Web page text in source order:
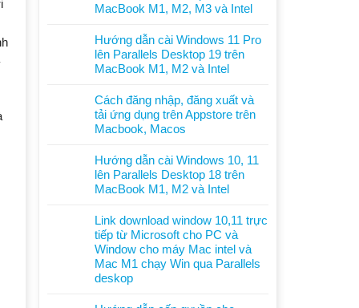
luận
Hướng
dẫn
cài
Windows
Pro
lên
Parallels
26
trên
MacBook
M
và
Intel
MacBook M1, M2, M3 và Intel
có
bình
luận
Hướng
dẫn
cài
Windows
Pro
lên
Parallels
20
trên
MacBook
M1,
M2,
Hướng dẫn cài Windows 11 Pro
lên Parallels Desktop 19 trên
MacBook M1, M2 và Intel
có
bình
luận
Hướng
dẫn
cài
Windows
Pro
lên
Parallels
Desktop
19
Cách đăng nhập, đăng xuất và
tải ứng dụng trên Appstore trên
Macbook, Macos
có
bình
luận
Cách
đăng
nhập,
đăng
xuất
và
Hướng dẫn cài Windows 10, 11
lên Parallels Desktop 18 trên
MacBook M1, M2 và Intel
có
bình
luận
ở
Hướng
cài
Link download window 10,11 trực
tiếp từ Microsoft cho PC và
Window cho máy Mac intel và
Mac M1 chạy Win qua Parallels
deskop